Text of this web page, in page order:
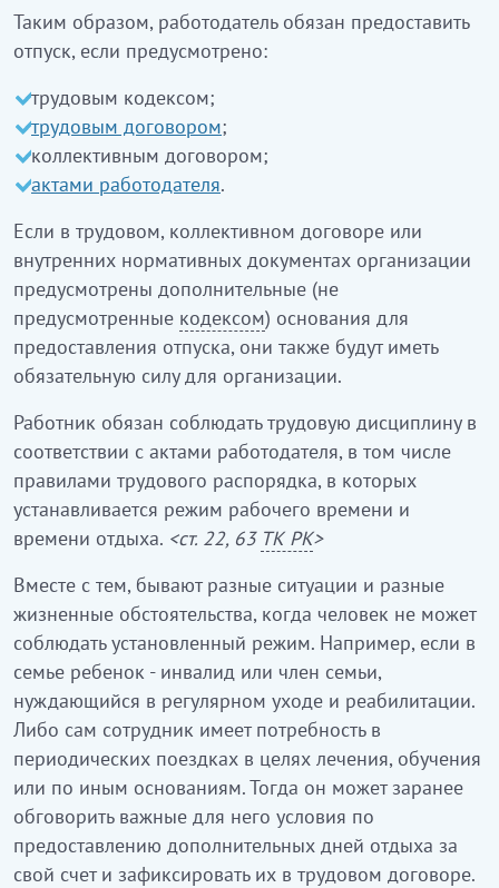
Таким образом, работодатель обязан предоставить
отпуск, если предусмотрено:
трудовым кодексом;
трудовым договором;
коллективным договором;
актами работодателя.
Если в трудовом, коллективном договоре или
внутренних нормативных документах организации
предусмотрены дополнительные (не
предусмотренные кодексом) основания для
предоставления отпуска, они также будут иметь
обязательную силу для организации.
Работник обязан соблюдать трудовую дисциплину в
соответствии с актами работодателя, в том числе
правилами трудового распорядка, в которых
устанавливается режим рабочего времени и
времени отдыха. <ст. 22, 63 ТК РК>
Вместе с тем, бывают разные ситуации и разные
жизненные обстоятельства, когда человек не может
соблюдать установленный режим. Например, если в
семье ребенок - инвалид или член семьи,
нуждающийся в регулярном уходе и реабилитации.
Либо сам сотрудник имеет потребность в
периодических поездках в целях лечения, обучения
или по иным основаниям. Тогда он может заранее
обговорить важные для него условия по
предоставлению дополнительных дней отдыха за
свой счет и зафиксировать их в трудовом договоре.